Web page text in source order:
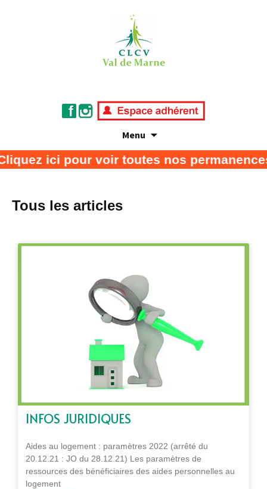
Menu
CLCV Val de Marne
Association de défense des consommateurs
ici pour voir toutes nos permanences
Tous les articles
INFOS JURIDIQUES
Aides au logement : paramètres 2022 (arrêté du
20.12.21 : JO du 28.12.21) Les paramètres de
ressources des bénéficiaires des aides personnelles au
logement